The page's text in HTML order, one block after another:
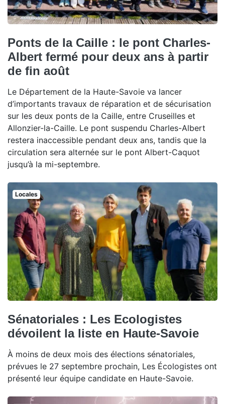
Ponts de la Caille : le pont Charles-
Albert fermé pour deux ans à partir
de fin août
Le Département de la Haute-Savoie va lancer
d’importants travaux de réparation et de sécurisation
sur les deux ponts de la Caille, entre Cruseilles et
Allonzier-la-Caille. Le pont suspendu Charles-Albert
restera inaccessible pendant deux ans, tandis que la
circulation sera alternée sur le pont Albert-Caquot
jusqu’à la mi-septembre.
Locales
Sénatoriales : Les Ecologistes
dévoilent la liste en Haute-Savoie
À moins de deux mois des élections sénatoriales,
prévues le 27 septembre prochain, Les Écologistes ont
présenté leur équipe candidate en Haute-Savoie.